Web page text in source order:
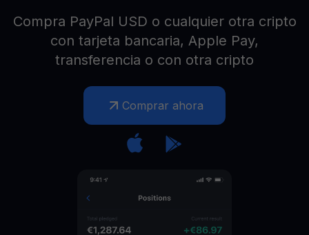
Compra PayPal USD o cualquier otra cripto
con tarjeta bancaria, Apple Pay,
transferencia o con otra cripto
Comprar ahora